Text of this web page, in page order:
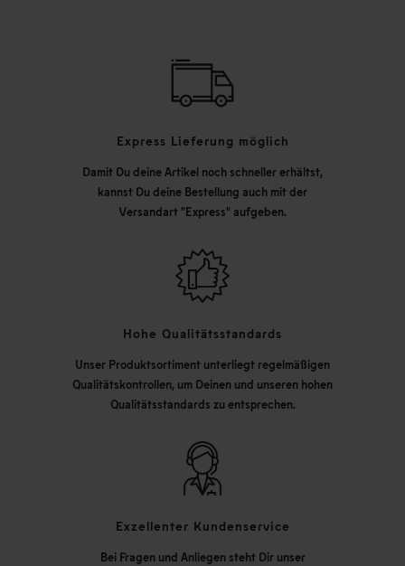
Express Lieferung möglich
Damit Du deine Artikel noch schneller erhältst,
kannst Du deine Bestellung auch mit der
Versandart "Express" aufgeben.
Hohe Qualitätsstandards
Unser Produktsortiment unterliegt regelmäßigen
Qualitätskontrollen, um Deinen und unseren hohen
Qualitätsstandards zu entsprechen.
Exzellenter Kundenservice
Bei Fragen und Anliegen steht Dir unser